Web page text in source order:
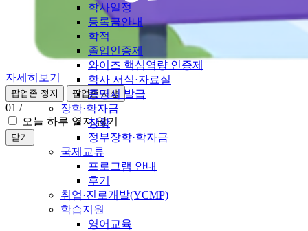
자세히보기
팝업존 정지 팝업존 재생
01 /
오늘 하루 열지 않기
닫기
학사일정
등록금안내
학적
졸업인증제
와이즈 핵심역량 인증제
학사 서식·자료실
증명서 발급
장학·학자금
장학
정부장학·학자금
국제교류
프로그램 안내
후기
취업·진로개발(YCMP)
학습지원
영어교육